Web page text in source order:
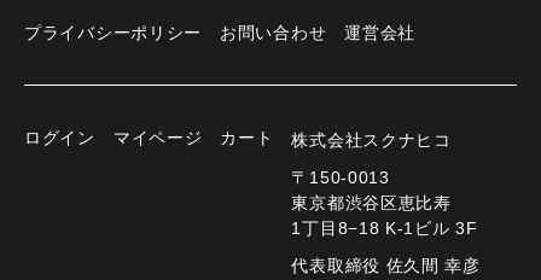
プライバシーポリシー お問い合わせ 運営会社
ログイン マイページ カート
株式会社スクナヒコ
〒150-0013
東京都渋谷区恵比寿
1丁目8−18 K-1ビル 3F
代表取締役 佐久間 幸彦